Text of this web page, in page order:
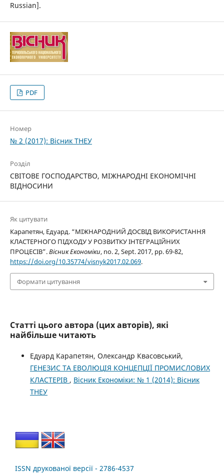
Russian].
PDF
Номер
№ 2 (2017): Вісник ТНЕУ
Розділ
СВІТОВЕ ГОСПОДАРСТВО, МІЖНАРОДНІ ЕКОНОМІЧНІ
ВІДНОСИНИ
Як цитувати
Карапетян, Едуард. “МІЖНАРОДНИЙ ДОСВІД ВИКОРИСТАННЯ
КЛАСТЕРНОГО ПІДХОДУ У РОЗВИТКУ ІНТЕГРАЦІЙНИХ
ПРОЦЕСІВ”.Вісник Економіки, no. 2, Sept. 2017, pp. 69-82,
https://doi.org/10.35774/visnyk2017.02.069.
Формати цитування
Статті цього автора (цих авторів), які
найбільше читають
Едуард Карапетян, Олександр Квасовський,
ГЕНЕЗИС ТА ЕВОЛЮЦІЯ КОНЦЕПЦІЇ ПРОМИСЛОВИХ
КЛАСТЕРІВ , Вісник Економіки: № 1 (2014): Вісник
ТНЕУ
ISSN друкованої версії - 2786-4537